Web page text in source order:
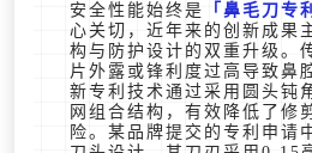
安全性能始终是
鼻毛刀专利
心关切，近年来的创新成果
构与防护设计的双重升级。
片外露或锋利度过高导致鼻
新专利技术通过采用圆头钝
网组合结构，有效降低了修
险。某品牌提交的专利申请